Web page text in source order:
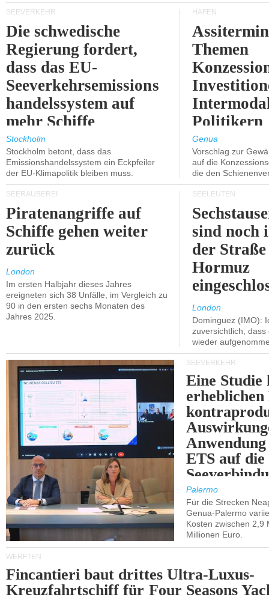
SEEVERKEHR
Die schwedische
Regierung fordert,
dass das EU-
Seeverkehrsemissions
handelssystem auf
mehr Schiffe
ausgeweitet wird.
Stockholm
Stockholm betont, dass das
Emissionshandelssystem ein Eckpfeiler
der EU-Klimapolitik bleiben muss.
HÄFEN
Themen
Politikern
Genua
Vorschlag zur
auf die
die den
SEERÄUBEREI
Piratenangriffe auf
Schiffe gehen weiter
zurück
London
Im ersten Halbjahr dieses Jahres
ereigneten sich 38 Unfälle, im Vergleich zu
90 in den ersten sechs Monaten des
Jahres 2025.
SEELEUTEN
sind noch
der
Hormuz
London
Dominguez (IMO):
zuversichtlich,
wieder
SEEVERKEHR
Eine Studie
ETS auf die
Palermo
Für die Strecken
Genua-Palermo
Kosten zwischen 2,9
Millionen Euro.
WERFTEN
Fincantieri baut drittes Ultra-Luxus-
Kreuzfahrtschiff für Four Seasons